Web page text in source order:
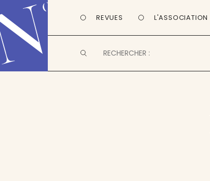
REVUES L'ASSOCIATION